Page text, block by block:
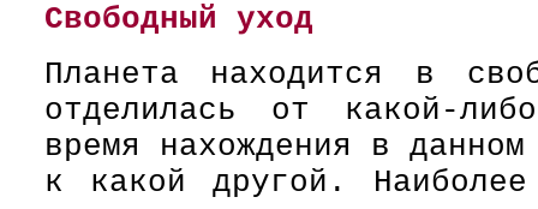
Свободный уход
Планета находится в
отделилась от какой-
время нахождения в
к какой другой.